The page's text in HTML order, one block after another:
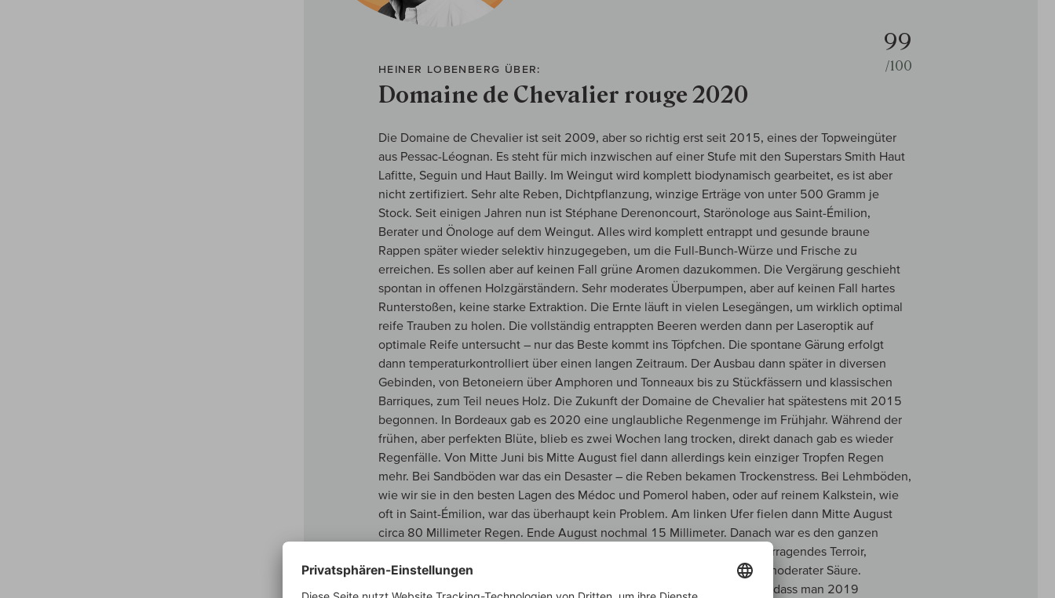
HEINER LOBENBERG ÜBER:
Domaine de Chevalier rouge 2020
99
/100
Die Domaine de Chevalier ist seit 2009, aber so richtig erst seit 2015, eines der Topweingüter
aus Pessac-Léognan. Es steht für mich inzwischen auf einer Stufe mit den Superstars Smith Haut
Lafitte, Seguin und Haut Bailly. Im Weingut wird komplett biodynamisch gearbeitet, es ist aber
nicht zertifiziert. Sehr alte Reben, Dichtpflanzung, winzige Erträge von unter 500 Gramm je
Stock. Seit einigen Jahren nun ist Stéphane Derenoncourt, Starönologe aus Saint-Émilion,
Berater und Önologe auf dem Weingut. Alles wird komplett entrappt und gesunde braune
Rappen später wieder selektiv hinzugegeben, um die Full-Bunch-Würze und Frische zu
erreichen. Es sollen aber auf keinen Fall grüne Aromen dazukommen. Die Vergärung geschieht
spontan in offenen Holzgärständern. Sehr moderates Überpumpen, aber auf keinen Fall hartes
Runterstoßen, keine starke Extraktion. Die Ernte läuft in vielen Lesegängen, um wirklich optimal
reife Trauben zu holen. Die vollständig entrappten Beeren werden dann per Laseroptik auf
optimale Reife untersucht – nur das Beste kommt ins Töpfchen. Die spontane Gärung erfolgt
dann temperaturkontrolliert über einen langen Zeitraum. Der Ausbau dann später in diversen
Gebinden, von Betoneiern über Amphoren und Tonneaux bis zu Stückfässern und klassischen
Barriques, zum Teil neues Holz. Die Zukunft der Domaine de Chevalier hat spätestens mit 2015
begonnen. In Bordeaux gab es 2020 eine unglaubliche Regenmenge im Frühjahr. Während der
frühen, aber perfekten Blüte, blieb es zwei Wochen lang trocken, direkt danach gab es wieder
Regenfälle. Von Mitte Juni bis Mitte August fiel dann allerdings kein einziger Tropfen Regen
mehr. Bei Sandböden war das ein Desaster – die Reben bekamen Trockenstress. Bei Lehmböden,
wie wir sie in den besten Lagen des Médoc und Pomerol haben, oder auf reinem Kalkstein, wie
oft in Saint-Émilion, war das überhaupt kein Problem. Am linken Ufer fielen dann Mitte August
circa 80 Millimeter Regen. Ende August nochmal 15 Millimeter. Danach war es den ganzen
September über trocken. Also ziemlich perfekte Bedingungen für hervorragendes Terroir,
perfekte Bedingungen für hohe Reife und satte Tanninwerte, bei recht moderater Säure.
Domaine de Chevalier 2020: Wow, was für eine Nase! Ich dachte nicht, dass man 2019